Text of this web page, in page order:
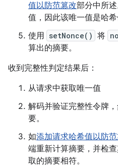
值以防范篡改部分中所
值，因此该唯一值是哈希
使用 setNonce() 将
算出的摘要。
收到完整性判定结果后：
从请求中获取唯一值
解码并验证完整性令牌
要。
如添加请求哈希值以防
端重新计算摘要，并检
取的摘要相符。